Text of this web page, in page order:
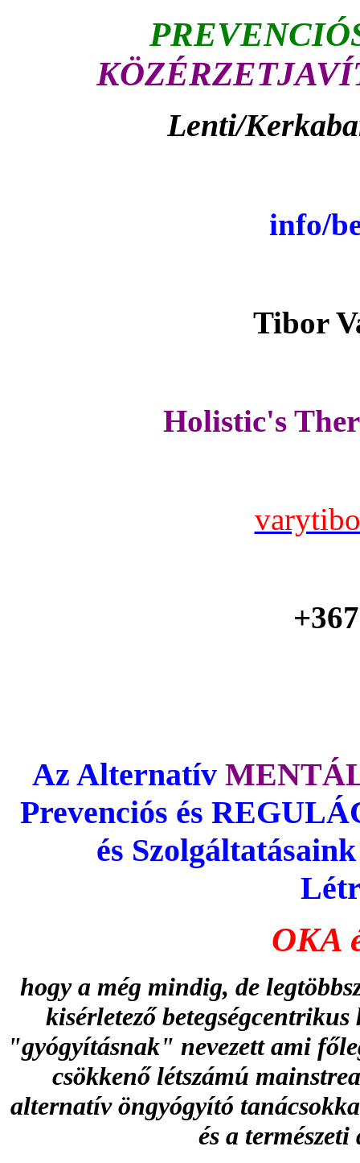
Lenti/
info/
Tibor
Holistic's
Az Alternatív
Prevenciós és
és
OKA
hogy a még mindig, de
kisérletező
"gyógyításnak" nevezett ami
csökkenő létszámú
alternatív öngyógyító
és a